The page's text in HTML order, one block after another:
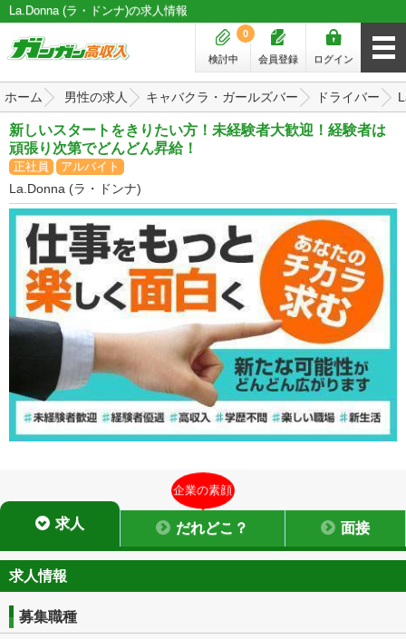
La.Donna (ラ・ドンナ)の求人情報
ログイン
会員登録
検討中
0
ホーム 男性の求人 キャバクラ・ガールズバー ドライバー
新しいスタートをきりたい方！未経験者大歓迎！経験者は
頑張り次第でどんどん昇給！
正社員 アルバイト
La.Donna (ラ・ドンナ)
求人
企業の素顔
だれどこ？ 面接
求人情報
募集職種